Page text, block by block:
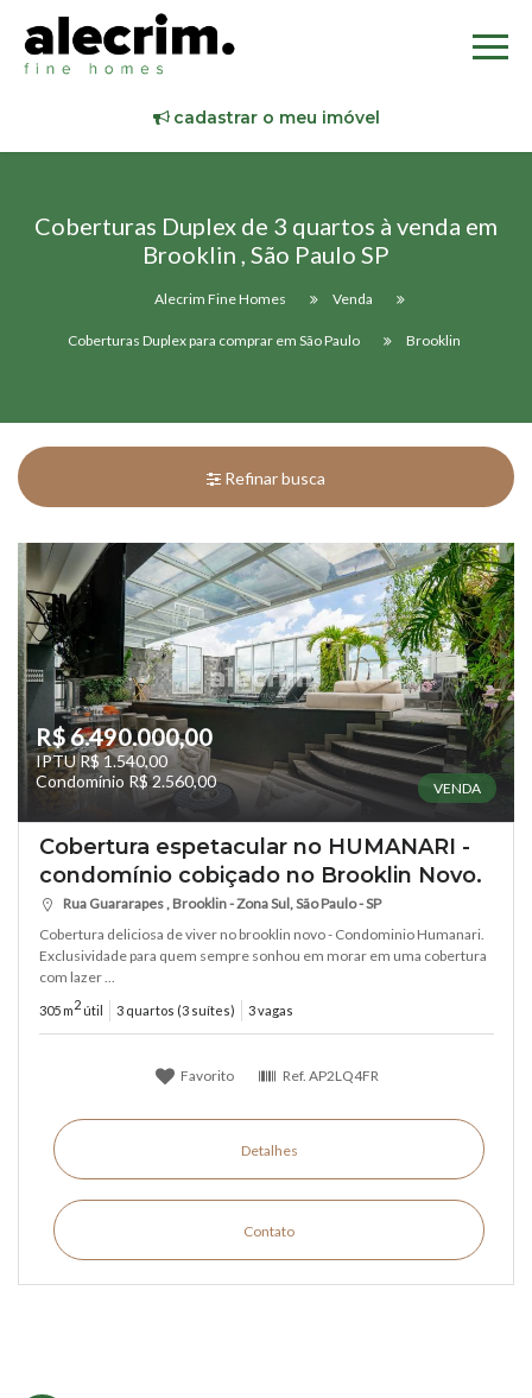
cadastrar o meu imóvel
Coberturas Duplex de 3 quartos à venda em
Brooklin , São Paulo SP
Alecrim Fine Homes Venda
Coberturas Duplex para comprar em São Paulo Brooklin
Refinar busca
R$ 6.490.000,00
IPTU R$ 1.540,00
Condomínio R$ 2.560,00
VENDA
Cobertura espetacular no HUMANARI -
condomínio cobiçado no Brooklin Novo.
Rua Guararapes , Brooklin - Zona Sul, São Paulo - SP
Cobertura deliciosa de viver no brooklin novo - Condominio Humanari.
Exclusividade para quem sempre sonhou em morar em uma cobertura
com lazer ...
305 m2 útil 3 quartos (3 suítes) 3 vagas
Favorito Ref. AP2LQ4FR
Detalhes
Contato